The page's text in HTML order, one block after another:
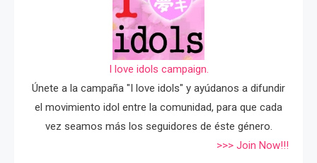
I love idols campaign.
Únete a la campaña "I love idols" y ayúdanos a difundir
el movimiento idol entre la comunidad, para que cada
vez seamos más los seguidores de éste género.
>>> Join Now!!!